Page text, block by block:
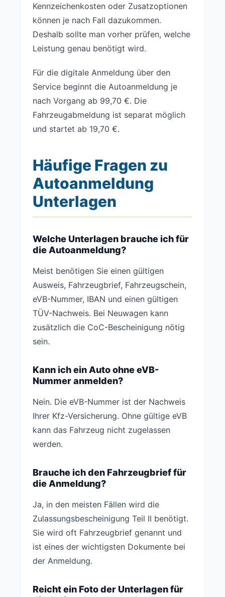
Kennzeichenkosten oder Zusatzoptionen
können je nach Fall dazukommen.
Deshalb sollte man vorher prüfen, welche
Leistung genau benötigt wird.
Für die digitale Anmeldung über den
Service beginnt die Autoanmeldung je
nach Vorgang ab 99,70 €. Die
Fahrzeugabmeldung ist separat möglich
und startet ab 19,70 €.
Häufige Fragen zu
Autoanmeldung
Unterlagen
Welche Unterlagen brauche ich für
die Autoanmeldung?
Meist benötigen Sie einen gültigen
Ausweis, Fahrzeugbrief, Fahrzeugschein,
eVB-Nummer, IBAN und einen gültigen
TÜV-Nachweis. Bei Neuwagen kann
zusätzlich die CoC-Bescheinigung nötig
sein.
Kann ich ein Auto ohne eVB-
Nummer anmelden?
Nein. Die eVB-Nummer ist der Nachweis
Ihrer Kfz-Versicherung. Ohne gültige eVB
kann das Fahrzeug nicht zugelassen
werden.
Brauche ich den Fahrzeugbrief für
die Anmeldung?
Ja, in den meisten Fällen wird die
Zulassungsbescheinigung Teil II benötigt.
Sie wird oft Fahrzeugbrief genannt und
ist eines der wichtigsten Dokumente bei
der Anmeldung.
Reicht ein Foto der Unterlagen für